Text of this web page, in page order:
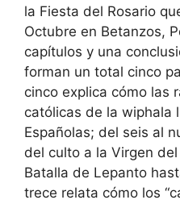
la Fiesta del Rosario
Octubre en Betanzos,
capítulos y una
forman un total cinco
cinco explica cómo las
católicas de la wiphala
Españolas; del seis al
del culto a la Virgen
Batalla de Lepanto
trece relata cómo los